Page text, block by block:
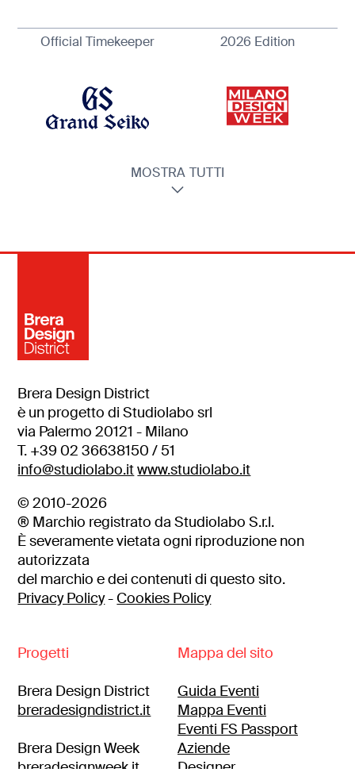
Official Timekeeper 2026 Edition
MOSTRA TUTTI
Brera Design District
è un progetto di Studiolabo srl
via Palermo 20121 - Milano
T. +39 02 36638150 / 51
info@studiolabo.itwww.studiolabo.it
© 2010-2026
® Marchio registrato da Studiolabo S.r.l.
È severamente vietata ogni riproduzione non
autorizzata
del marchio e dei contenuti di questo sito.
Privacy Policy- Cookies Policy
Progetti
Brera Design District
breradesigndistrict.it
Brera Design Week
breradesignweek.it
Mappa del sito
Guida Eventi
Mappa Eventi
Eventi FS Passport
Aziende
Designer